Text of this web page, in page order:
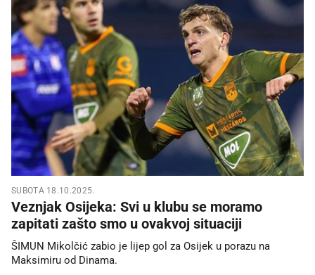
SUBOTA 18.10.2025.
Veznjak Osijeka: Svi u klubu se moramo
zapitati zašto smo u ovakvoj situaciji
ŠIMUN Mikolčić zabio je lijep gol za Osijek u porazu na
Maksimiru od Dinama.